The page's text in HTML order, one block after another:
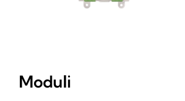
Moduli